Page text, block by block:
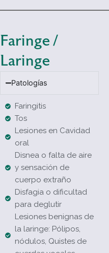
Faringe /
Laringe
Patologías
Faringitis
Tos
Lesiones en Cavidad
oral
Disnea o falta de aire
y sensación de
cuerpo extraño
Disfagia o dificultad
para deglutir
Lesiones benignas de
la laringe: Pólipos,
nódulos, Quistes de